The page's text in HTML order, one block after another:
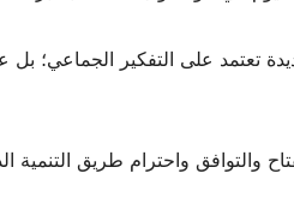
على التفكير الجماعي؛ بل
والتوافق واحترام طريق